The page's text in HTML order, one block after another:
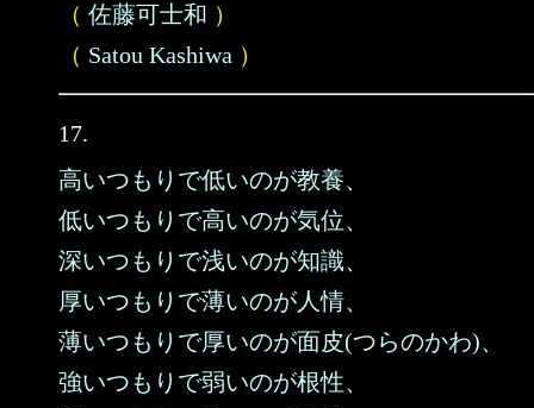
（ 佐藤可士和 ）
（ Satou Kashiwa ）
17.
高いつもりで低いのが教養、
低いつもりで高いのが気位、
深いつもりで浅いのが知識、
厚いつもりで薄いのが人情、
薄いつもりで厚いのが面皮(つらのかわ)、
強いつもりで弱いのが根性、